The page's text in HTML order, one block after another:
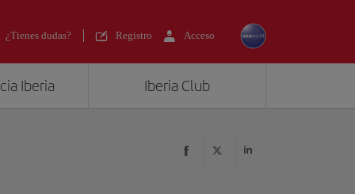
¿Tienes dudas? Registro Acceso
Iberia Iberia Club